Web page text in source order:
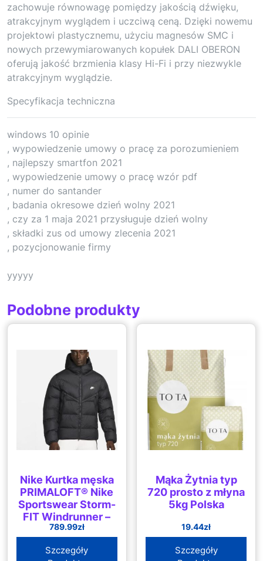
zachowuje równowagę pomiędzy jakością dźwięku,
atrakcyjnym wyglądem i uczciwą ceną. Dzięki nowemu
projektowi plastycznemu, użyciu magnesów SMC i
nowych przewymiarowanych kopułek DALI OBERON
oferują jakość brzmienia klasy Hi-Fi i przy niezwykle
atrakcyjnym wyglądzie.
Specyfikacja techniczna
windows 10 opinie
, wypowiedzenie umowy o pracę za porozumieniem
, najlepszy smartfon 2021
, wypowiedzenie umowy o pracę wzór pdf
, numer do santander
, badania okresowe dzień wolny 2021
, czy za 1 maja 2021 przysługuje dzień wolny
, składki zus od umowy zlecenia 2021
, pozycjonowanie firmy
yyyyy
Podobne produkty
Nike Kurtka męska
PRIMALOFT® Nike
Sportswear Storm-
FIT Windrunner –
Czerń
789.99zł
Szczegóły
Mąka Żytnia typ
720 prosto z młyna
5kg Polska
19.44zł
Szczegóły